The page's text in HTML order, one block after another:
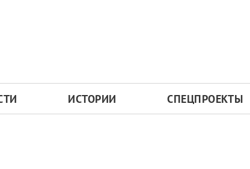
ИСТОРИИ СПЕЦПРОЕКТЫ